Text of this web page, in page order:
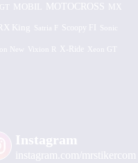
MOBIL MOTOCROSS MX
RX King Satria F Scoopy FI Sonic
New Vixion R X-Ride Xeon GT
Instagram
instagram.com/mrstikercom